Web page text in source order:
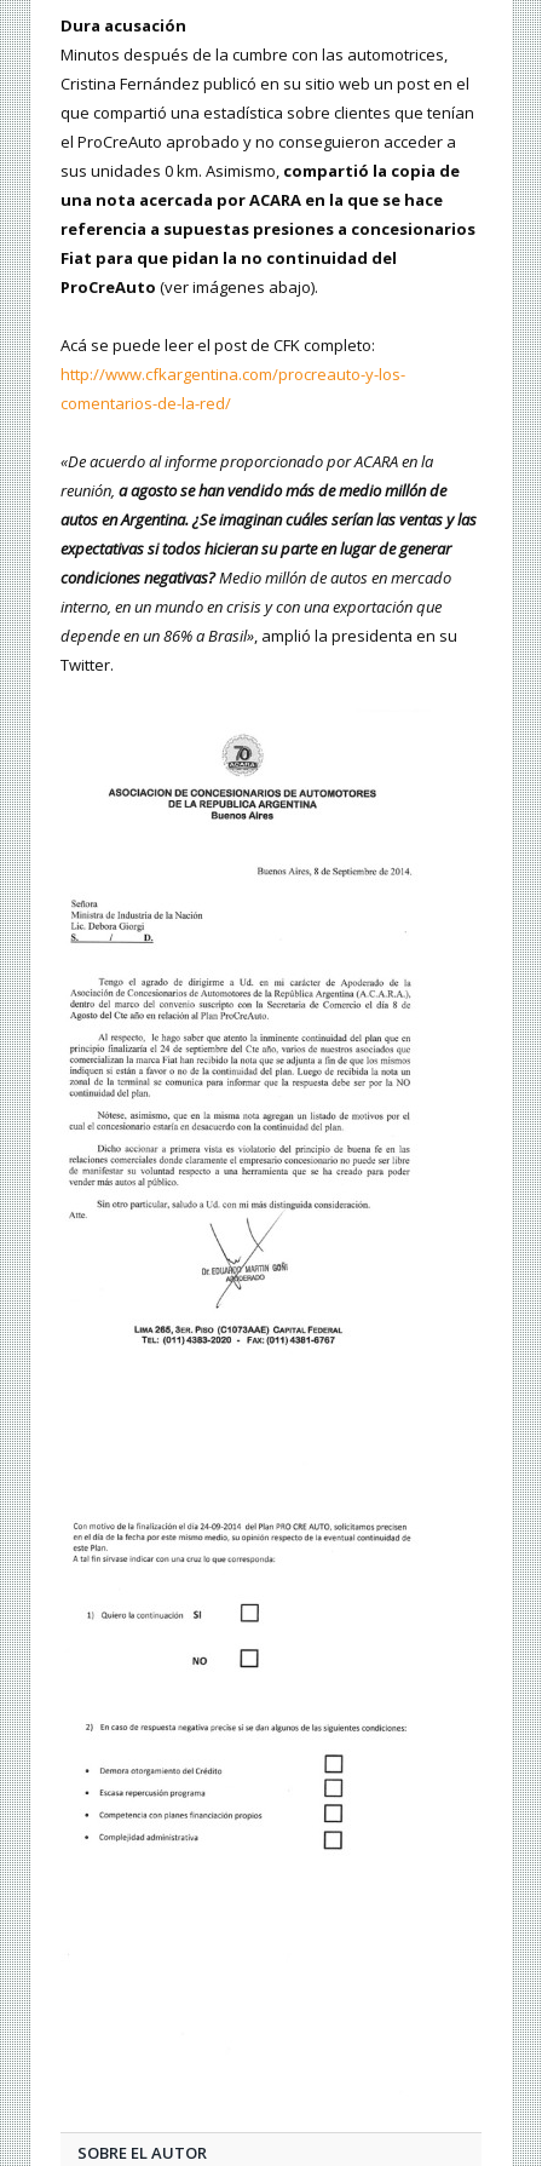
Dura acusación
Minutos después de la cumbre con las automotrices,
Cristina Fernández publicó en su sitio web un post en el
que compartió una estadística sobre clientes que tenían
el ProCreAuto aprobado y no conseguieron acceder a
sus unidades 0 km. Asimismo, compartió la copia de
una nota acercada por ACARA en la que se hace
referencia a supuestas presiones a concesionarios
Fiat para que pidan la no continuidad del
ProCreAuto (ver imágenes abajo).
Acá se puede leer el post de CFK completo:
http://www.cfkargentina.com/procreauto-y-los-
comentarios-de-la-red/
«De acuerdo al informe proporcionado por ACARA en la
reunión, a agosto se han vendido más de medio millón de
autos en Argentina. ¿Se imaginan cuáles serían las ventas y las
expectativas si todos hicieran su parte en lugar de generar
condiciones negativas?Medio millón de autos en mercado
interno, en un mundo en crisis y con una exportación que
depende en un 86% a Brasil», amplió la presidenta en su
Twitter.
SOBRE EL AUTOR